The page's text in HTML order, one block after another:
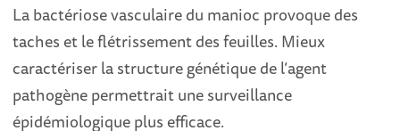
La bactériose vasculairedu manioc provoque des
taches et le flétrissement des feuilles. Mieux
caractériser la structure génétique de l’agent
pathogène permettrait une surveillance
épidémiologique plus efficace.